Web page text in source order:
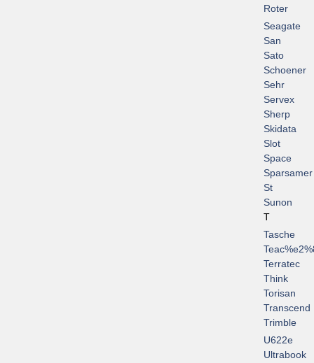
Roter
Seagate
San
Sato
Schoener
Sehr
Servex
Sherp
Skidata
Slot
Space
Sparsamer
St
Sunon
T
Tasche
Terratec
Think
Torisan
Transcend
Trimble
U622e
Ultrabook